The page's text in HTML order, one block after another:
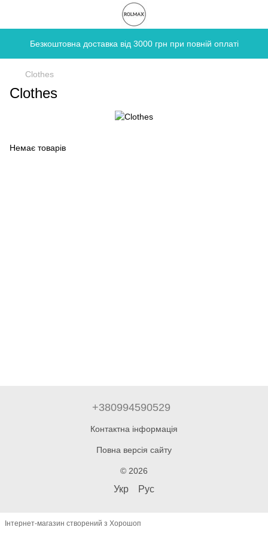
Безкоштовна доставка від 3000 грн при повній оплаті
Clothes
Clothes
Немає товарів
+380994590529
Контактна інформація
Повна версія сайту
© 2026
Укр Рус
Інтернет-магазин створений з Хорошоп